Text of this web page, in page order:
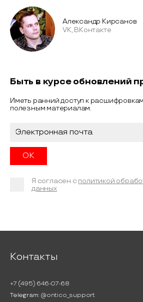
Александр Кирсанов
VK, ВКонтакте
Быть в курсе обновлений
Иметь ранний доступ к
полезным материалам.
Я согласен с политикой
данных
Контакты
+7 (495) 646-07-68
Telegram: @ontico_support